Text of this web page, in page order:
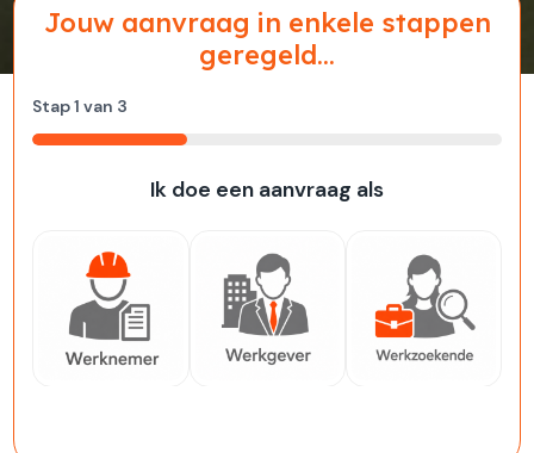
Jouw aanvraag in enkele stappen
geregeld...
Stap1 van 3
33%
Ik doe een aanvraag als